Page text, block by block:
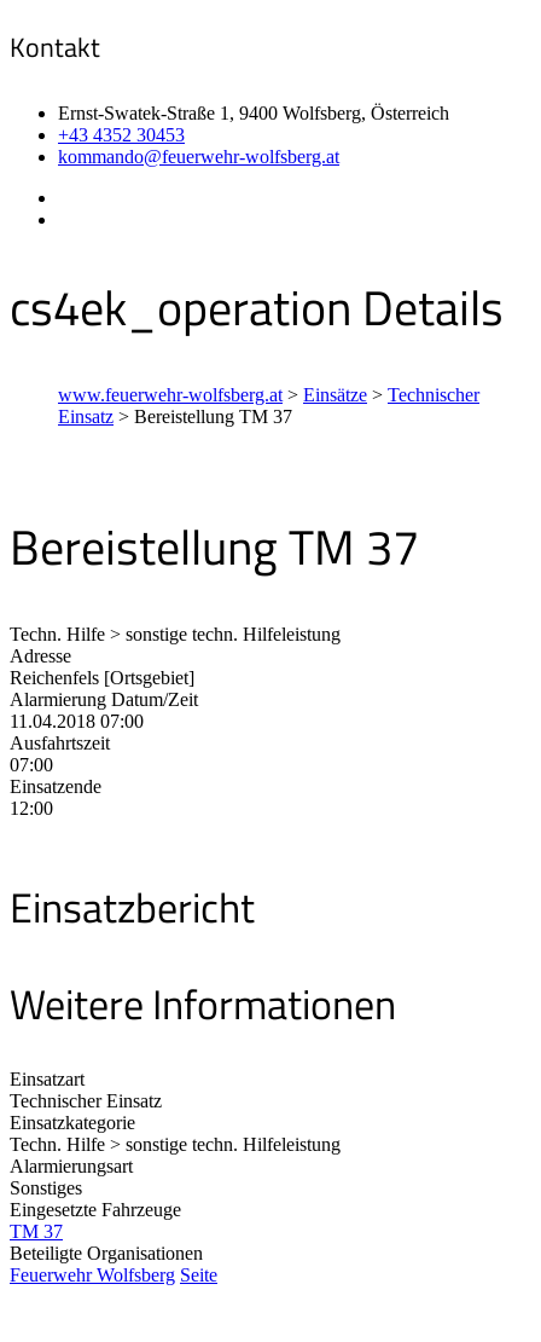
Kontakt
Ernst-Swatek-Straße 1, 9400 Wolfsberg, Österreich
+43 4352 30453
kommando@feuerwehr-wolfsberg.at
cs4ek_operation Details
www.feuerwehr-wolfsberg.at > Einsätze > Technischer
Einsatz > Bereistellung TM 37
Bereistellung TM 37
Techn. Hilfe > sonstige techn. Hilfeleistung
Adresse
Reichenfels [Ortsgebiet]
Alarmierung Datum/Zeit
11.04.2018 07:00
Ausfahrtszeit
07:00
Einsatzende
12:00
Einsatzbericht
Weitere Informationen
Einsatzart
Technischer Einsatz
Einsatzkategorie
Techn. Hilfe > sonstige techn. Hilfeleistung
Alarmierungsart
Sonstiges
Eingesetzte Fahrzeuge
TM 37
Beteiligte Organisationen
Feuerwehr Wolfsberg Seite